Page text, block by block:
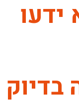
ידעו
בדיוק